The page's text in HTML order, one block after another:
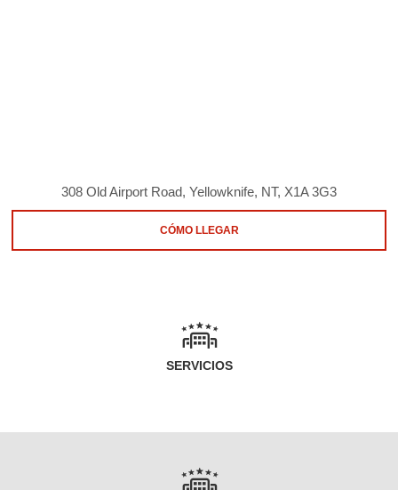
308 Old Airport Road, Yellowknife, NT, X1A 3G3
CÓMO LLEGAR
SERVICIOS